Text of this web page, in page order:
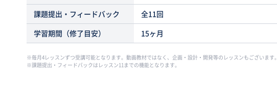
課題提出・フィードバック
全11回
学習期間（修了目安）
15ヶ月
毎月4レッスンずつ受講可能となります。動画教材ではなく、企画・設計・開発等のレッスンもございます。
課題提出・フィードバックはレッスン11までの機能となります。